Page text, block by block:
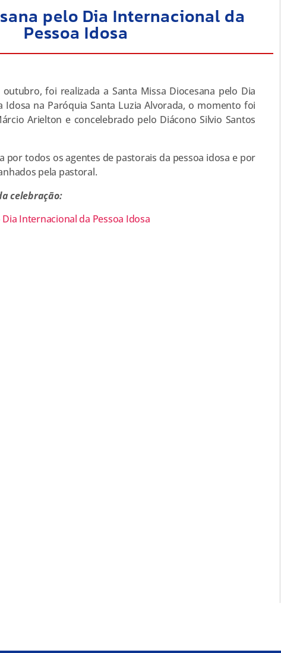
pelo Dia Internacional da
Pessoa Idosa
foi realizada a Santa Missa Diocesana pelo Dia
Idosa na Paróquia Santa Luzia Alvorada, o momento foi
Arielton e concelebrado pelo Diácono Silvio Santos
por todos os agentes de pastorais da pessoa idosa e por
pela pastoral.
celebração: